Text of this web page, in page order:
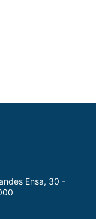
Ensa, 30 -